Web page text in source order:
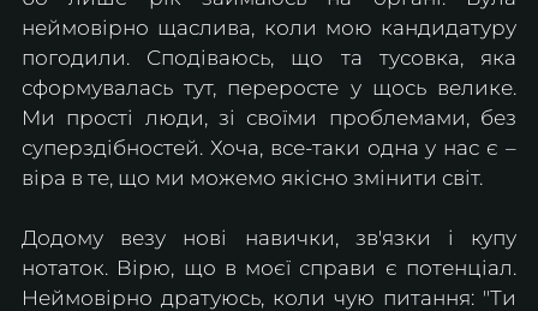
неймовірно щаслива, коли мою кандидатуру
погодили. Сподіваюсь, що та тусовка, яка
сформувалась тут, переросте у щось велике.
Ми прості люди, зі своїми проблемами, без
суперздібностей. Хоча, все-таки одна у нас є –
віра в те, що ми можемо якісно змінити світ.
Додому везу нові навички, зв'язки і купу
нотаток. Вірю, що в моєї справи є потенціал.
Неймовірно дратуюсь, коли чую питання: "Ти